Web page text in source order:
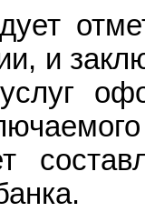
и